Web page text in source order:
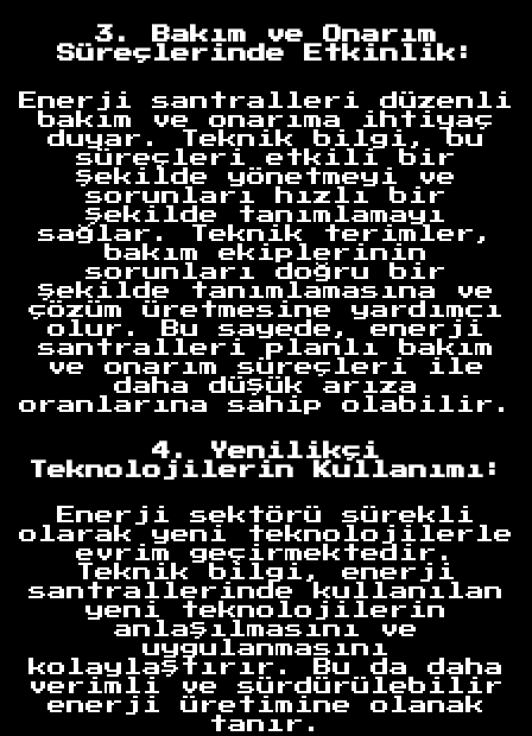
3. Bakım ve Onarım
Süreçlerinde Etkinlik:
Enerji santralleri düzenli
bakım ve onarıma ihtiyaç
duyar. Teknik bilgi, bu
süreçleri etkili bir
şekilde yönetmeyi ve
sorunları hızlı bir
şekilde tanımlamayı
sağlar. Teknik terimler,
bakım ekiplerinin
sorunları doğru bir
şekilde tanımlamasına ve
çözüm üretmesine yardımcı
olur. Bu sayede, enerji
santralleri planlı bakım
ve onarım süreçleri ile
daha düşük arıza
oranlarına sahip olabilir.
4. Yenilikçi
Teknolojilerin Kullanımı:
Enerji sektörü sürekli
olarak yeni teknolojilerle
evrim geçirmektedir.
Teknik bilgi, enerji
santrallerinde kullanılan
yeni teknolojilerin
anlaşılmasını ve
uygulanmasını
kolaylaştırır. Bu da daha
verimli ve sürdürülebilir
enerji üretimine olanak
tanır.
Anasayfa